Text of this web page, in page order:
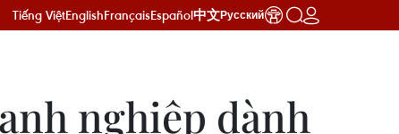
Tiếng ViệtEnglishFrançaisEspañol中文Русский
nghiệp dành